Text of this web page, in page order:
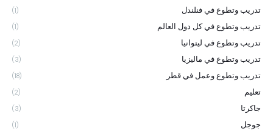
تدريب وتطوع في فنلندل (1)
تدريب وتطوع في كل دول العالم (1)
تدريب وتطوع في ليتوانيا (2)
تدريب وتطوع في ماليزيا (3)
تدريب وتطوع وعمل في قطر (18)
تعليم (2)
جاكرتا (3)
جوجل (1)